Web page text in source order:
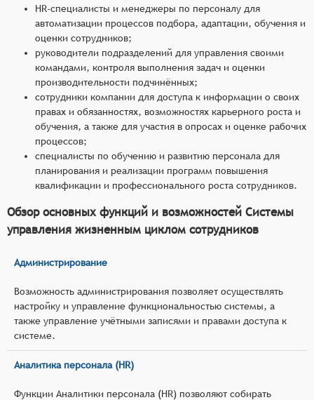
HR-специалисты и менеджеры по персоналу для
автоматизации процессов подбора, адаптации, обучения и
оценки сотрудников;
руководители подразделений для управления своими
командами, контроля выполнения задач и оценки
производительности подчинённых;
сотрудники компании для доступа к информации о своих
правах и обязанностях, возможностях карьерного роста и
обучения, а также для участия в опросах и оценке рабочих
процессов;
специалисты по обучению и развитию персонала для
планирования и реализации программ повышения
квалификации и профессионального роста сотрудников.
Обзор основных функций и возможностей Системы
управления жизненным циклом сотрудников
Администрирование
Возможность администрирования позволяет осуществлять
настройку и управление функциональностью системы, а
также управление учётными записями и правами доступа к
системе.
Аналитика персонала (HR)
Функции Аналитики персонала (HR) позволяют собирать